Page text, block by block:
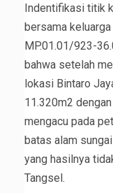
Indentifikasi titik
bersama
MP.01.01/923-
bahwa setelah
lokasi Bintaro
11.320m2
mengacu pada
batas alam
yang hasilnya
Tangsel.